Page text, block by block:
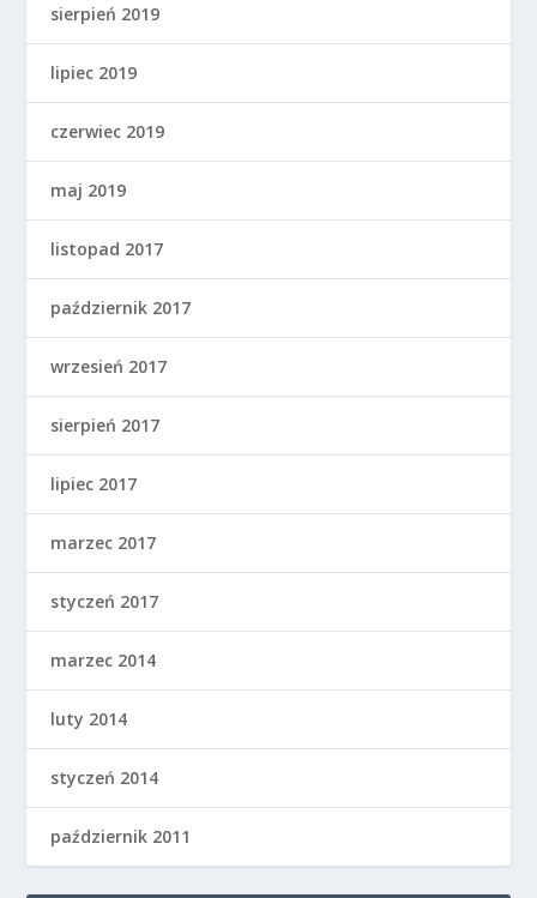
sierpień 2019
lipiec 2019
czerwiec 2019
maj 2019
listopad 2017
październik 2017
wrzesień 2017
sierpień 2017
lipiec 2017
marzec 2017
styczeń 2017
marzec 2014
luty 2014
styczeń 2014
październik 2011